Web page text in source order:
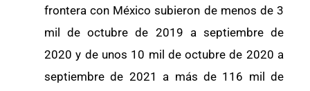
frontera con México subieron de menos de 3
mil de octubre de 2019 a septiembre de
2020 y de unos 10 mil de octubre de 2020 a
septiembre de 2021 a más de 116 mil de